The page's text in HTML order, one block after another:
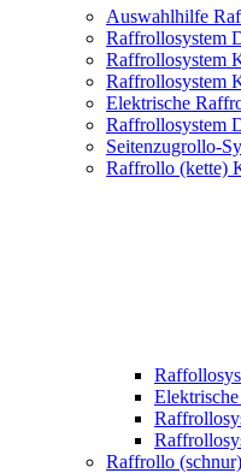
Auswahlhilfe
Raffrollosystem
Raffrollosystem
Raffrollosystem
Elektrische
Raffrollosystem
Seitenzugrollo-
Raffrollo (kette)
Raffrollo